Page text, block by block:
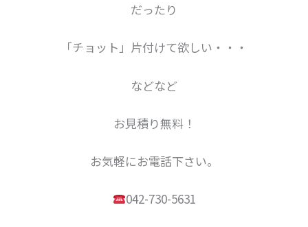
だったり
「チョット」片付けて欲しい・・・
などなど
お見積り無料！
お気軽にお電話下さい。
042-730-5631